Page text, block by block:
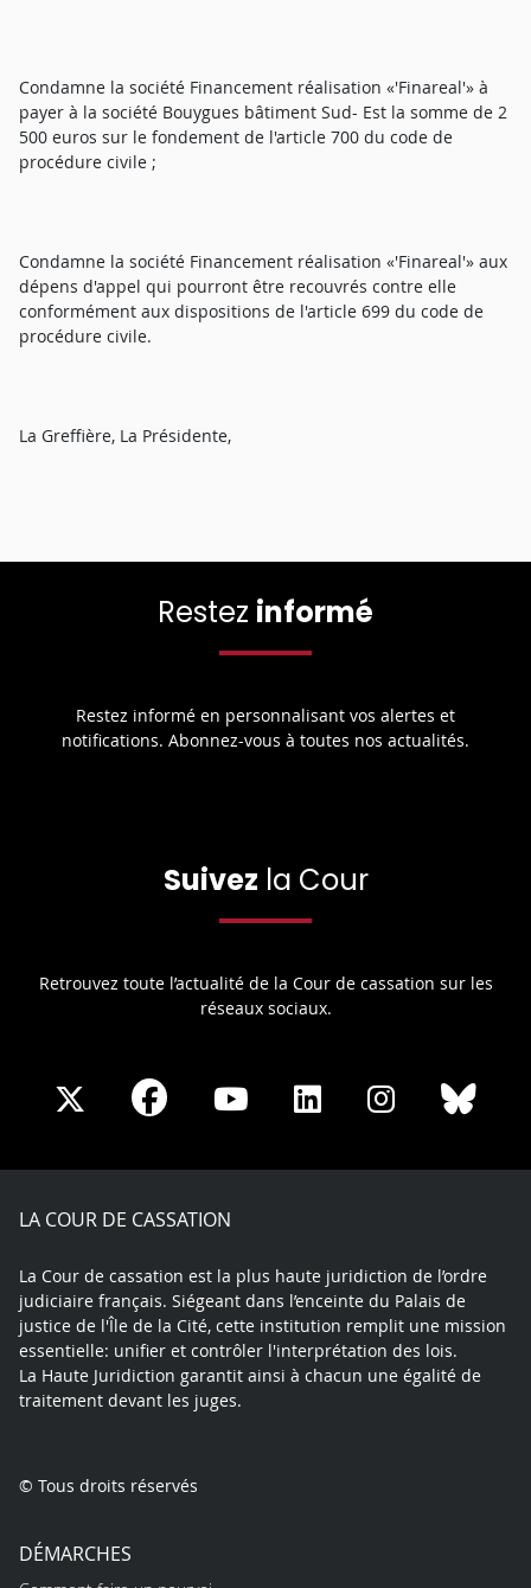
Condamne la société Financement réalisation «'Finareal'» à
payer à la société Bouygues bâtiment Sud- Est la somme de 2
500 euros sur le fondement de l'article 700 du code de
procédure civile ;
Condamne la société Financement réalisation «'Finareal'» aux
dépens d'appel qui pourront être recouvrés contre elle
conformément aux dispositions de l'article 699 du code de
procédure civile.
La Greffière, La Présidente,
Restez informé
Restez informé en personnalisant vos alertes et
notifications. Abonnez-vous à toutes nos actualités.
Suivez la Cour
Retrouvez toute l’actualité de la Cour de cassation sur les
réseaux sociaux.
Share
X
Share
Facebook
Share
Youtube
Share
LinkedIn
Share
Instagram
LA COUR DE CASSATION
La Cour de cassation est la plus haute juridiction de l’ordre
judiciaire français. Siégeant dans l’enceinte du Palais de
justice de l'Île de la Cité, cette institution remplit une mission
essentielle: unifier et contrôler l'interprétation des lois.
La Haute Juridiction garantit ainsi à chacun une égalité de
traitement devant les juges.
© Tous droits réservés
DÉMARCHES